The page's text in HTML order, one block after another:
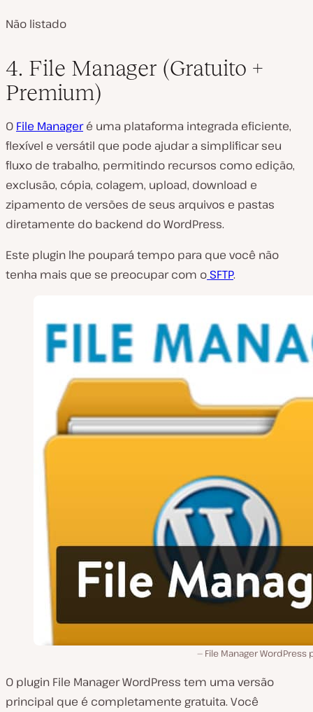
Não listado
4. File Manager (Gratuito +
Premium)
O File Manageré uma plataforma integrada eficiente,
flexível e versátil que pode ajudar a simplificar seu
fluxo de trabalho, permitindo recursos como edição,
exclusão, cópia, colagem, upload, download e
zipamento de versões de seus arquivos e pastas
diretamente do backend do WordPress.
Este plugin lhe poupará tempo para que você não
tenha mais que se preocupar com o SFTP.
File Manager WordPress
O plugin File Manager WordPress tem uma versão
principal que é completamente gratuita. Você